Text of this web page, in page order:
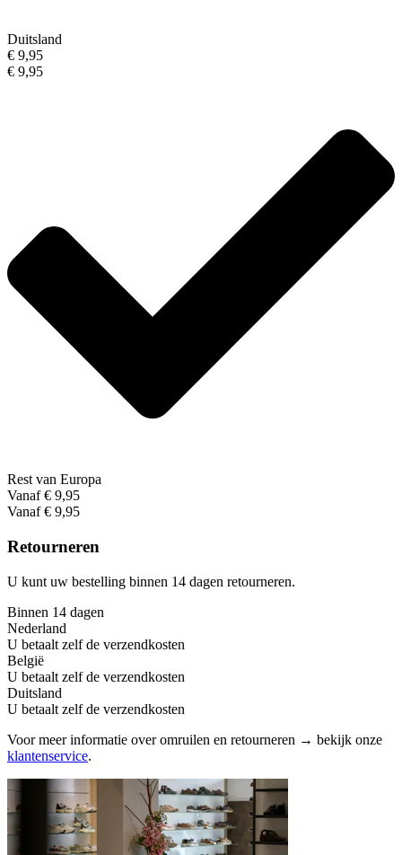
Duitsland
€ 9,95
€ 9,95
Rest van Europa
Vanaf € 9,95
Vanaf € 9,95
Retourneren
U kunt uw bestelling binnen 14 dagen retourneren.
Binnen 14 dagen
Nederland
U betaalt zelf de verzendkosten
België
U betaalt zelf de verzendkosten
Duitsland
U betaalt zelf de verzendkosten
Voor meer informatie over omruilen en retourneren → bekijk onze
klantenservice.